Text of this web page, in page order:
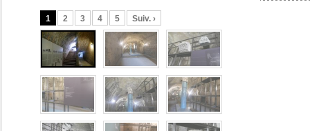
1 2 3 4 5 Suiv. ›